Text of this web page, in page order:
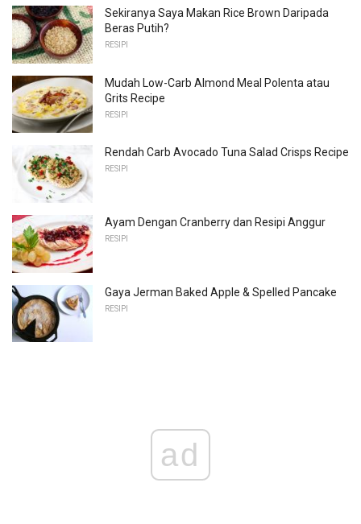
Sekiranya Saya Makan Rice Brown Daripada
Beras Putih?
RESIPI
Mudah Low-Carb Almond Meal Polenta atau
Grits Recipe
RESIPI
Rendah Carb Avocado Tuna Salad Crisps Recipe
RESIPI
Ayam Dengan Cranberry dan Resipi Anggur
RESIPI
Gaya Jerman Baked Apple & Spelled Pancake
RESIPI
ad